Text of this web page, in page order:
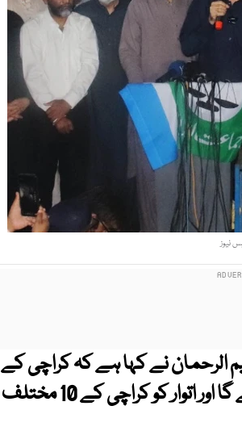
نیوز
الرحمان نے کہا ہے کہ کراچی کے
حقوق کے لیے پورے پاکستان میں احتجاج کیا جائے گا اور اتوار کو کراچی کے 10 مختلف